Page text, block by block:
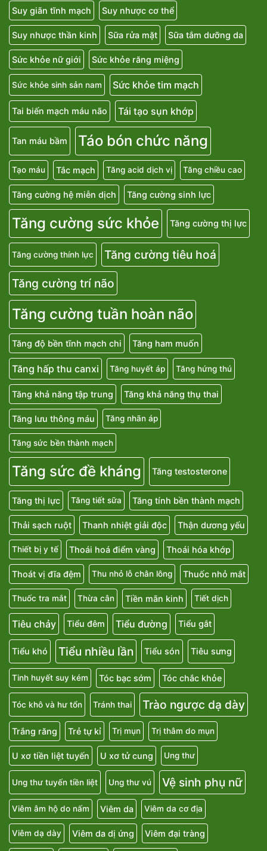
Suy giãn tĩnh mạch Suy nhược cơ thể
Suy nhược thần kinh Sữa rửa mặt Sữa tắm dưỡng da
Sức khỏe nữ giới Sức khỏe răng miệng
Sức khỏe sinh sản nam Sức khỏe tim mạch
Tai biến mạch máu não Tái tạo sụn khớp
Tan máu bầm Táo bón chức năng
Tạo máu Tắc mạch Tăng acid dịch vị Tăng chiều cao
Tăng cường hệ miễn dịch Tăng cường sinh lực
Tăng cường sức khỏe Tăng cường thị lực
Tăng cường thính lực
Tăng cường tiêu hoá
Tăng cường trí não
Tăng cường tuần hoàn não
Tăng độ bền tĩnh mạch chi Tăng ham muốn
Tăng hấp thu canxi Tăng huyết áp Tăng hứng thú
Tăng khả năng tập trung Tăng khả năng thụ thai
Tăng lưu thông máu Tăng nhãn áp
Tăng sức bền thành mạch
Tăng sức đề kháng Tăng testosterone
Tăng thị lực Tăng tiết sữa Tăng tính bền thành mạch
Thải sạch ruột Thanh nhiệt giải độc Thận dương yếu
Thiết bị y tế Thoái hoá điểm vàng Thoái hóa khớp
Thoát vị đĩa đệm Thu nhỏ lỗ chân lông Thuốc nhỏ mắt
Thuốc tra mắt Thừa cân Tiền mãn kinh Tiết dịch
Tiêu chảy Tiểu đêm Tiểu đường Tiểu gắt
Tiểu khó Tiểu nhiều lần Tiểu són Tiêu sưng
Tinh huyết suy kém Tóc bạc sớm Tóc chắc khỏe
Tóc khô và hư tổn Tránh thai Trào ngược dạ dày
Trắng răng Trẻ tự kỉ Trị mụn Trị thâm do mụn
U xơ tiền liệt tuyến U xơ tử cung Ung thư
Ung thư tuyến tiền liệt Ung thư vú Vệ sinh phụ nữ
Viêm âm hộ do nấm Viêm da Viêm da cơ địa
Viêm dạ dày Viêm da dị ứng Viêm đại tràng